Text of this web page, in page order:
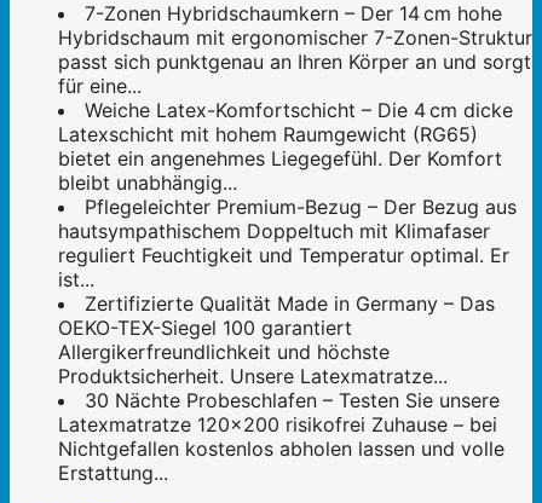
7-Zonen Hybridschaumkern – Der 14 cm hohe
Hybridschaum mit ergonomischer 7-Zonen-Struktur
passt sich punktgenau an Ihren Körper an und sorgt
für eine...
Weiche Latex-Komfortschicht – Die 4 cm dicke
Latexschicht mit hohem Raumgewicht (RG65)
bietet ein angenehmes Liegegefühl. Der Komfort
bleibt unabhängig...
Pflegeleichter Premium-Bezug – Der Bezug aus
hautsympathischem Doppeltuch mit Klimafaser
reguliert Feuchtigkeit und Temperatur optimal. Er
ist...
Zertifizierte Qualität Made in Germany – Das
OEKO-TEX-Siegel 100 garantiert
Allergikerfreundlichkeit und höchste
Produktsicherheit. Unsere Latexmatratze...
30 Nächte Probeschlafen – Testen Sie unsere
Latexmatratze 120x200 risikofrei Zuhause – bei
Nichtgefallen kostenlos abholen lassen und volle
Erstattung...